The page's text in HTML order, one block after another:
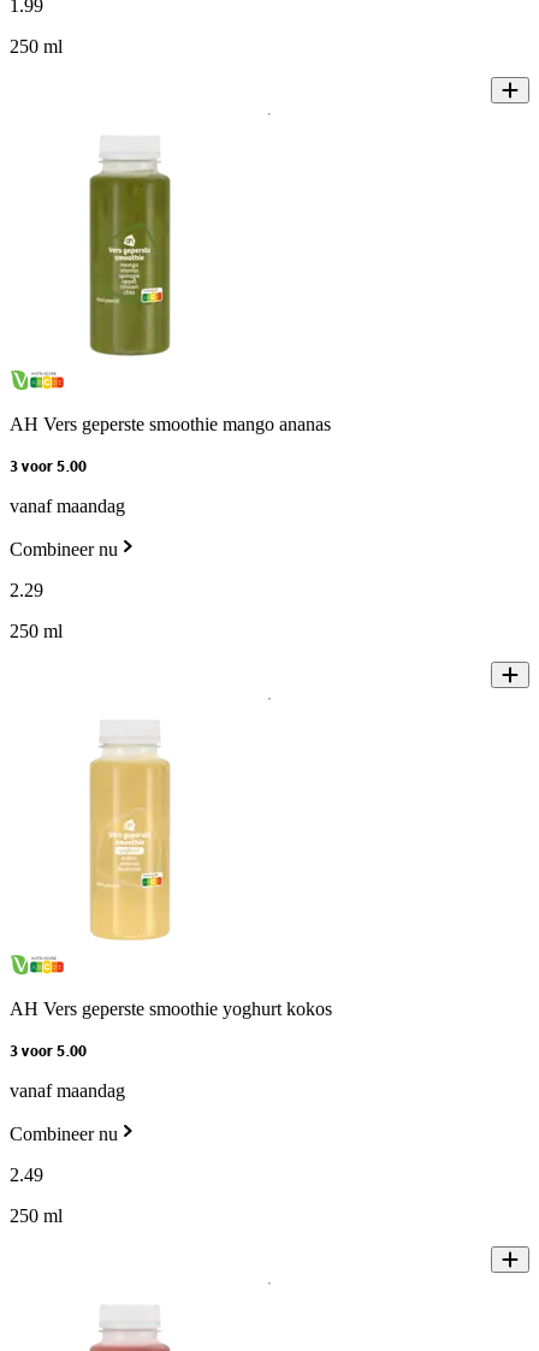
1 .99
250 ml
AH Vers geperste smoothie mango ananas
3 voor 5.00
vanaf maandag
Combineer nu
2.29
250 ml
AH Vers geperste smoothie yoghurt kokos
3 voor 5.00
vanaf maandag
Combineer nu
2.49
250 ml